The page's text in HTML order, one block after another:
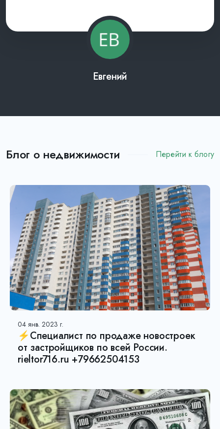
Евгений
Блог о недвижимости Перейти к блогу
04 янв. 2023 г.
⚡Специалист по продаже новостроек
от застройщиков по всей России.
rieltor716.ru +79662504153